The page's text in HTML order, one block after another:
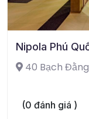
Nipola Phú
40 Bạch
(0 đánh giá )